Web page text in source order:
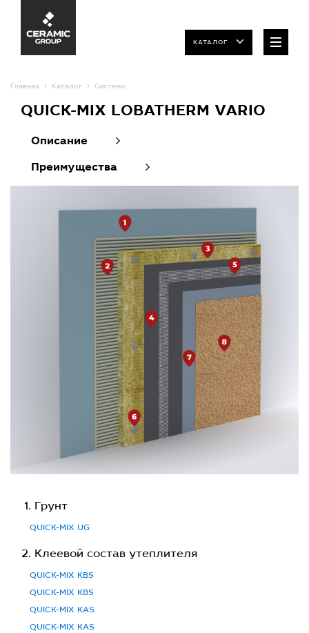
КАТАЛОГ
Главная Каталог Системы
QUICK-MIX LOBATHERM VARIO
Грунт
QUICK-MIX UG
Клеевой состав утеплителя
QUICK-MIX KBS
QUICK-MIX KBS
QUICK-MIX KAS
QUICK-MIX KAS
Преимущества
Описание